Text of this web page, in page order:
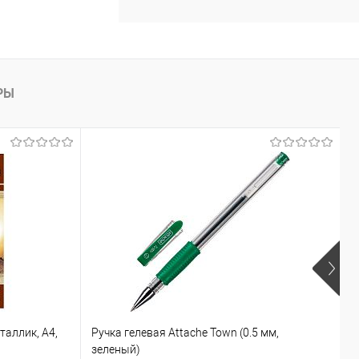
А4,
Ручка гелевая Attache Town (0.5 мм,
зеленый)